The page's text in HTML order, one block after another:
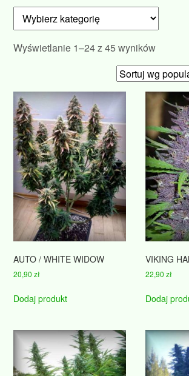
Wyświetlanie 1–24 z 45 wyników
według
AUTO / WHITE WIDOW
20,90zł
Dodaj produkt
VIKING
22,90zł
Dodaj